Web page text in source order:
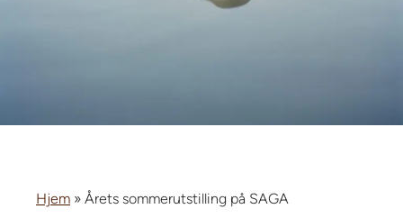
Hjem » Årets sommerutstilling på SAGA